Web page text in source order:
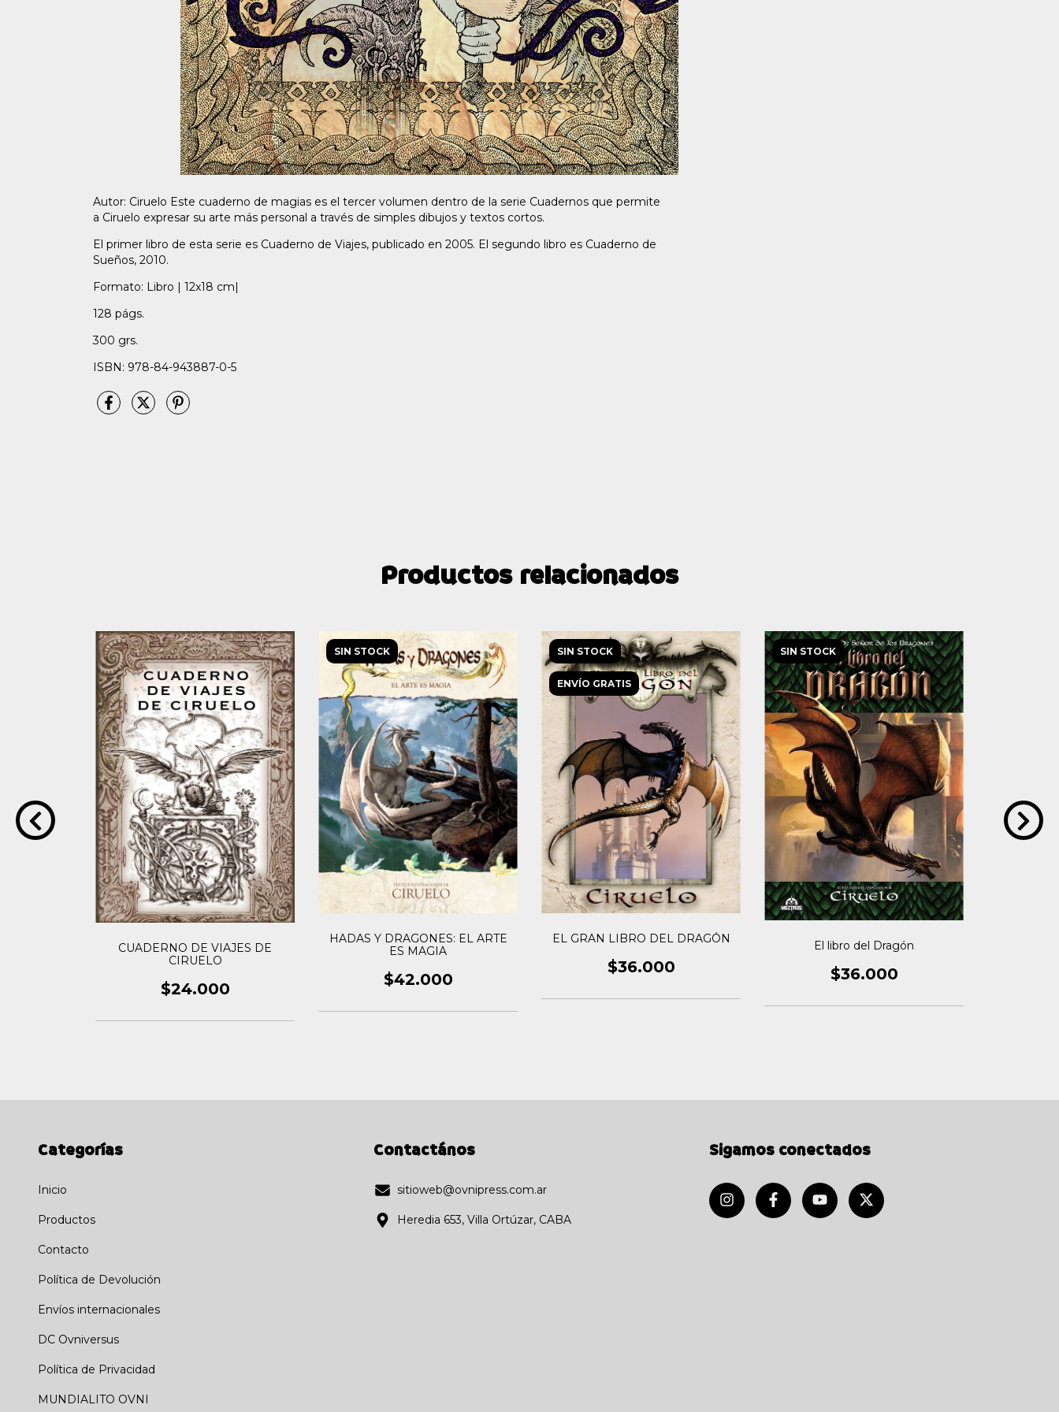
Autor: Ciruelo Este cuaderno de magias es el tercer volumen dentro de la serie Cuadernos que permite
a Ciruelo expresar su arte más personal a través de simples dibujos y textos cortos.
El primer libro de esta serie es Cuaderno de Viajes, publicado en 2005. El segundo libro es Cuaderno de
Sueños, 2010.
Formato: Libro | 12x18 cm|
128 págs.
300 grs.
ISBN: 978-84-943887-0-5
Productos relacionados
CUADERNO DE VIAJES DE
CIRUELO
$24.000
SIN STOCK
HADAS Y DRAGONES: EL ARTE
ES MAGIA
$42.000
SIN STOCK
ENVÍO GRATIS
EL GRAN LIBRO DEL DRAGÓN
$36.000
SIN STOCK
El libro del Dragón
$36.000
Categorías
Inicio
Productos
Contacto
Política de Devolución
Envíos internacionales
DC Ovniversus
Política de Privacidad
MUNDIALITO OVNI
Contactános
sitioweb@ovnipress.com.ar
Heredia 653, Villa Ortúzar, CABA
Sigamos conectados